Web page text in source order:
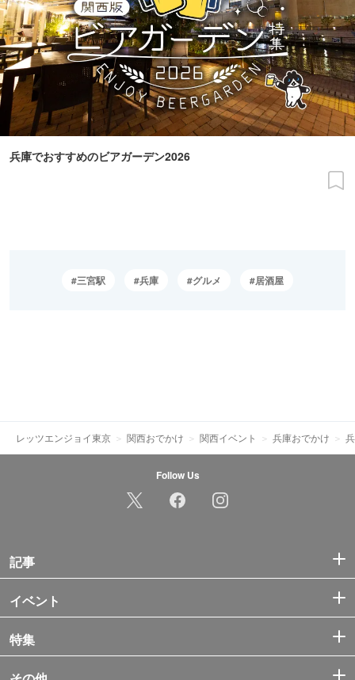
兵庫でおすすめのビアガーデン2026
三宮駅 兵庫 グルメ 居酒屋
レッツエンジョイ東京 関西おでかけ 関西イベント 兵庫おでかけ
Follow Us
記事
イベント
特集